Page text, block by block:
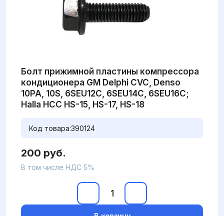
Болт прижимной пластины компрессора
кондиционера GM Delphi CVC, Denso
10PA, 10S, 6SEU12C, 6SEU14C, 6SEU16C;
Halla HCC HS-15, HS-17, HS-18
Код товара:390124
200 руб.
В том числе НДС 5%